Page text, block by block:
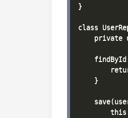
}
class
private
    }